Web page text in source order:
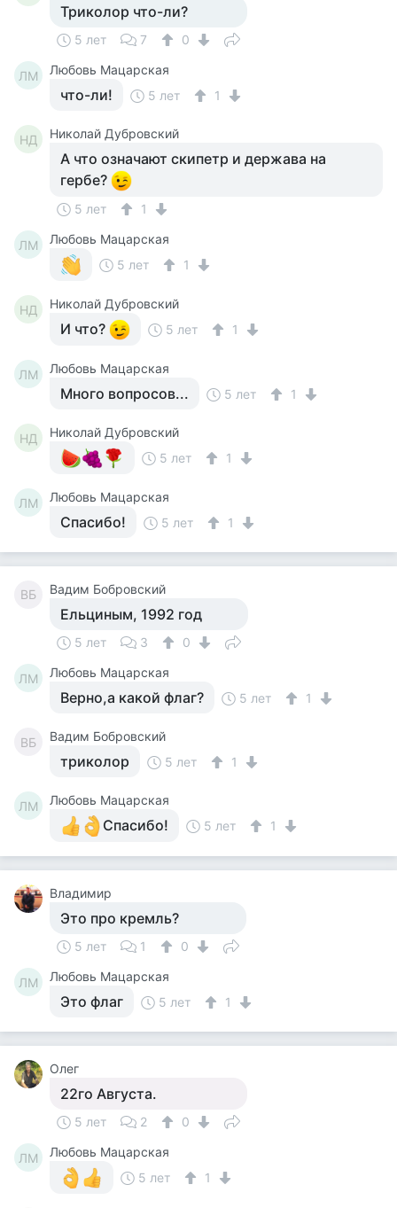
Триколор что-ли?
5 лет 7 0
ЛМ Любовь Мацарская
что-ли! 5 лет 1
НД Николай Дубровский
А что означают скипетр и держава на
гербе?
5 лет 1
ЛМ
Любовь Мацарская
5 лет
1
НД Николай Дубровский
И что? 5 лет 1
ЛМ Любовь Мацарская
Много вопросов... 5 лет 1
НД
Николай Дубровский
5 лет
1
ЛМ Любовь Мацарская
Спасибо! 5 лет 1
ВБ Вадим Бобровский
Ельциным, 1992 год
5 лет 3 0
ЛМ Любовь Мацарская
Верно,а какой флаг? 5 лет 1
ВБ Вадим Бобровский
триколор 5 лет 1
ЛМ Любовь Мацарская
Спасибо! 5 лет 1
Владимир
Это про кремль?
5 лет 1 0
ЛМ Любовь Мацарская
Это флаг 5 лет 1
Олег
22го Августа.
5 лет 2 0
ЛМ
Любовь Мацарская
5 лет
1